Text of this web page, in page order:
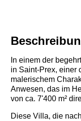
In einem der
in Saint-Prex, einer
malerischem
Anwesen, das im
von ca. 7'400 m²
Diese Villa, die